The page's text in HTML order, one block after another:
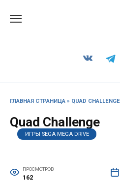
ГЛАВНАЯ СТРАНИЦА » QUAD CHALLENGE
Quad Challenge
ИГРЫ SEGA MEGA DRIVE
ПРОСМОТРОВ
162